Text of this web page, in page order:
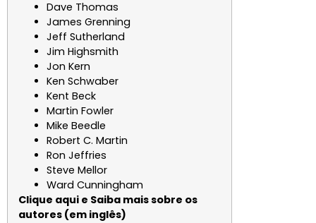
Dave Thomas
James Grenning
Jeff Sutherland
Jim Highsmith
Jon Kern
Ken Schwaber
Kent Beck
Martin Fowler
Mike Beedle
Robert C. Martin
Ron Jeffries
Steve Mellor
Ward Cunningham
Clique aqui e Saiba mais sobre os
autores (em inglês)